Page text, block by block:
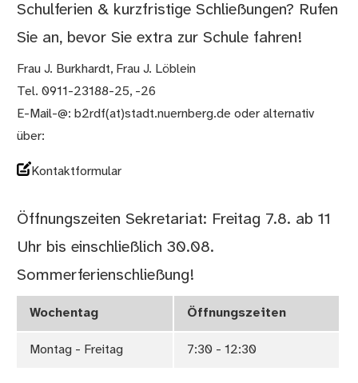
Schulferien & kurzfristige Schließungen? Rufen
Sie an, bevor Sie extra zur Schule fahren!
Frau J. Burkhardt, Frau J. Löblein
Tel. 0911-23188-25, -26
E-Mail-@: b2rdf(at)stadt.nuernberg.de oder alternativ
über:
Kontaktformular
Öffnungszeiten Sekretariat: Freitag 7.8. ab 11
Uhr bis einschließlich 30.08.
Sommerferienschließung!
Wochentag Öffnungszeiten
Montag - Freitag 7:30 - 12:30